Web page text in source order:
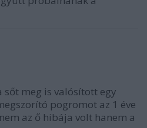
sőt meg is valósított egy
pogromot az 1 éve
az ő hibája volt hanem a